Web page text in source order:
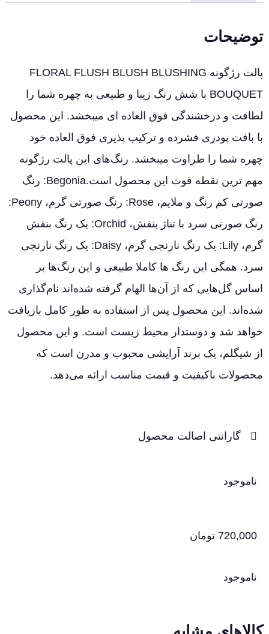
توضیحات
پالت رژگونه FLORAL FLUSH BLUSH BLUSHING
BOUQUET با شش رنگ زیبا و طبیعی به چهره شما را
لطافت و درخشندگی فوق العاده ای میبخشد. این محصول
با بافت پودری فشرده و ترکیب پذیری فوق العاده خود
چهره شما را طراوت میبخشد. رنگ‌های این پالت رژگونه
مهم ترین نقطه قوت این محصول است.Begonia: رنگ
صورتی کم رنگ و ملایم، Rose: رنگ صورتی گرم، Peony:
رنگ صورتی سرد با تناژ بنفش، Orchid: یک رنگ بنفش
گرم، Lily: یک رنگ نارنجی گرم، Daisy: یک رنگ نارنجی
سرد. همگی این رنگ ها کاملا طبیعی و این رنگ‌ها بر
اساس گل‌هایی که از آن‌ها الهام گرفته شده‌اند نام‌گذاری
شده‌اند. این محصول پس از استفاده به طور کامل بازیافت
خواهد شد و دوستدار محیط زیست است. و این محصول
از شیگلم، یک برند آرایشی محبوب و مدرن است که
محصولات باکیفیت و قیمت مناسب ارائه می‌دهد.
گارانتی اصالت محصول
ناموجود
720,000 تومان
ناموجود